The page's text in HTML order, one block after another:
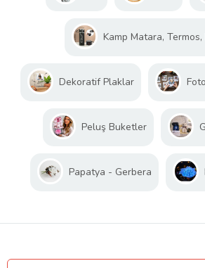
Kamp Matara,
Dekoratif Plaklar
Peluş Buketler
Papatya - Gerbera